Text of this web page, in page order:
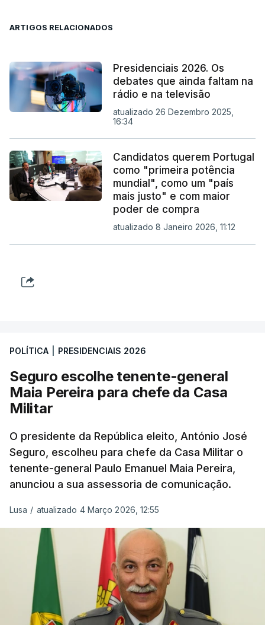
ARTIGOS RELACIONADOS
Presidenciais 2026. Os
debates que ainda faltam na
rádio e na televisão
atualizado 26 Dezembro 2025,
16:34
Candidatos querem Portugal
como "primeira potência
mundial", como um "país
mais justo" e com maior
poder de compra
atualizado 8 Janeiro 2026, 11:12
POLÍTICA PRESIDENCIAIS 2026
Seguro escolhe tenente-general
Maia Pereira para chefe da Casa
Militar
O presidente da República eleito, António José
Seguro, escolheu para chefe da Casa Militar o
tenente-general Paulo Emanuel Maia Pereira,
anunciou a sua assessoria de comunicação.
Lusa / atualizado 4 Março 2026, 12:55